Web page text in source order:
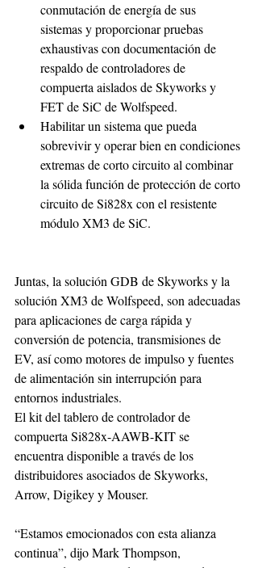
conmutación de energía de sus
sistemas y proporcionar pruebas
exhaustivas con documentación de
respaldo de controladores de
compuerta aislados de Skyworks y
FET de SiC de Wolfspeed.
Habilitar un sistema que pueda
sobrevivir y operar bien en condiciones
extremas de corto circuito al combinar
la sólida función de protección de corto
circuito de Si828x con el resistente
módulo XM3 de SiC.
Juntas, la solución GDB de Skyworks y la
solución XM3 de Wolfspeed, son adecuadas
para aplicaciones de carga rápida y
conversión de potencia, transmisiones de
EV, así como motores de impulso y fuentes
de alimentación sin interrupción para
entornos industriales.
El kit del tablero de controlador de
compuerta Si828x-AAWB-KIT se
encuentra disponible a través de los
distribuidores asociados de Skyworks,
Arrow, Digikey y Mouser.
“Estamos emocionados con esta alianza
continua”, dijo Mark Thompson,